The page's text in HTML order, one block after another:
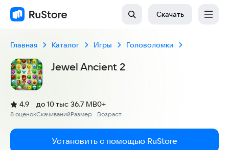
Скачать
Главная Каталог Игры Головоломки
Jewel Ancient 2
Рейтинг:
4,9
(
8 оценок
)
Скачиваний
до 10 тыс
Размер
36.7 MB
Возраст
0+
Установить с помощью RuStore